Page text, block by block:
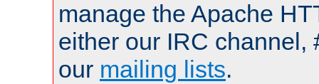
manage the Apache
either our IRC channel,
our mailing lists.